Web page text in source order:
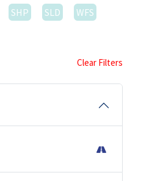
SHP SLD
WFS
Clear Filters